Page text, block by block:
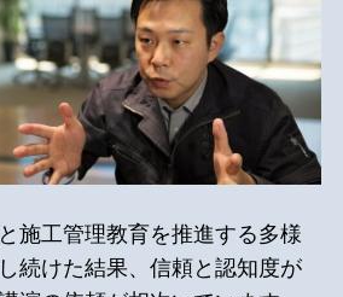
施工管理教育を推進する多様
続けた結果、信頼と認知度が